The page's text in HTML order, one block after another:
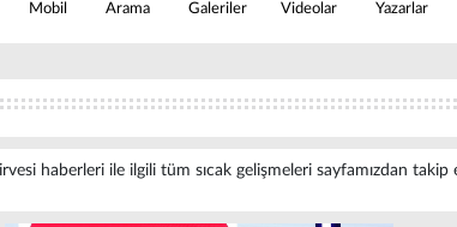
Mobil Arama Galeriler Videolar Yazarlar
haberleri ile ilgili tüm sıcak gelişmeleri sayfamızdan takip